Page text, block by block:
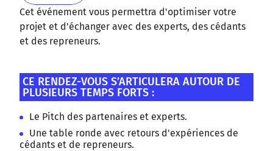
EN SAVOIR +
Cet événement vous permettra d'optimiser votre
projet et d'échanger avec des experts, des cédants
et des repreneurs.
CE RENDEZ-VOUS S’ARTICULERA AUTOUR DE
PLUSIEURS TEMPS FORTS :
Le Pitch des partenaires et experts.
Une table ronde avec retours d'expériences de
cédants et de repreneurs.